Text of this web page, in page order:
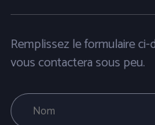
Remplissez le formulaire
vous contactera sous peu.